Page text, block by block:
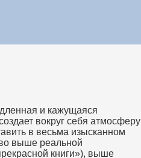
и кажущаяся
вокруг себя атмосферу
в весьма изысканном
выше реальной
книги»), выше